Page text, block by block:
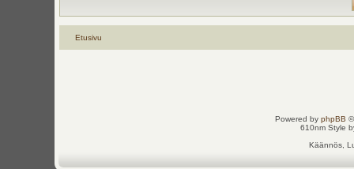
Etusivu
Powered by phpBB
610nm Style
Käännös,